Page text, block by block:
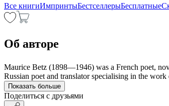
Все книгиИмпринтыБестселлерыБесплатные
Об авторе
Maurice Betz (1898—1946) was a French poet,
Russian poet and translator specialising in the
Показать больше
Поделиться с друзьями